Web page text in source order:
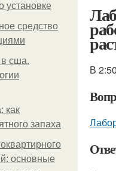
установке
средство
в сша.
как
запаха
основные
В